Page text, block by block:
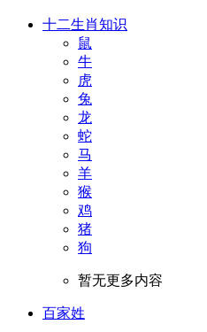
十二生肖知识
鼠
牛
虎
兔
龙
蛇
马
羊
猴
鸡
猪
狗
暂无更多内容
百家姓